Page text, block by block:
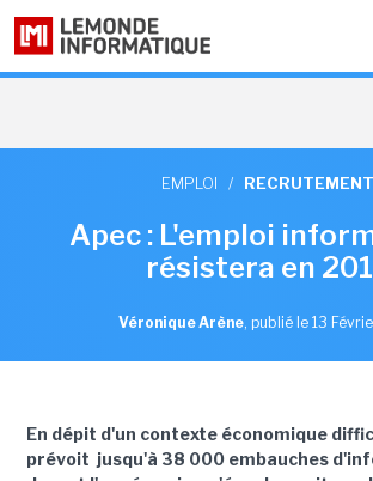
EMPLOI / RECRUTEMENT
Apec : L'emploi
résistera en
Véronique Arène, publié le 13
En dépit d'un contexte économique
prévoit jusqu'à 38 000 embauches